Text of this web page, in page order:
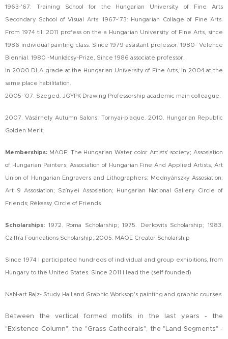
1963-'67: Training School for the Hungarian University of Fine Arts
Secondary School of Visual Arts. 1967-'73: Hungarian Collage of Fine Arts.
From 1974 till 2011 profess on the a Hungarian University of Fine Arts, since
1986 individual painting class. Since 1979 assistant professor, 1980- Velence
Biennial. 1980 -Munkácsy-Prize, Since 1986 associate professor.
In 2000 DLA grade at the Hungarian University of Fine Arts, in 2004 at the
same place habilitation.
2005-'07. Szeged, JGYPK Drawing Professorship academic main colleague.
2007. Vásárhely Autumn Salons: Tornyai-plaque. 2010. Hungarian Republic
Golden Merit.
Memberships: MAOE; The Hungarian Water color Artists' society; Assosiation
of Hungarian Painters; Association of Hungarian Fine And Applied Artists, Art
Union of Hungarian Engravers and Lithographers; Mednyánszky Assosiation;
Art 9 Assosiation; Színyei Assosiation; Hungarian National Gallery Circle of
Friends; Rékassy Circle of Friends
Scholarships: 1972. Roma Scholarship; 1975. Derkovits Scholarship; 1983.
Cziffra Foundations Scholarship; 2005. MAOE Creator Scholarship
Since 1974 I participated hundreds of individual and group exhibitions, from
Hungary to the United States. Since 2011 I lead the (self founded)
NaN-art Rajz- Study Hall and Graphic Worksop's painting and graphic courses.
Between the vertical formed motifs in the last years - the
"Existence Column", the "Grass Cathedrals", the "Land Segments" -